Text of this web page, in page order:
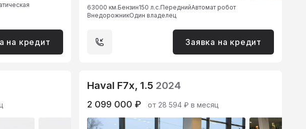
на кредит
63000 км.Бензин150 л.с.ПереднийАвтомат робот
ВнедорожникОдин владелец
Заявка на кредит
Haval F7x, 1.5 2024
2 099 000 ₽ от 28 594 ₽ в месяц